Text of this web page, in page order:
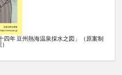
四年 豆州熱海温泉採水之図」（原案制